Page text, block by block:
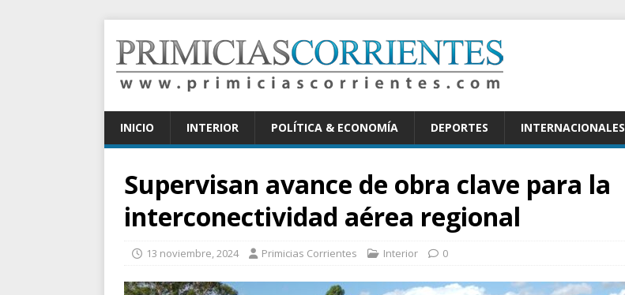
INICIO INTERIOR POLÍTICA & ECONOMÍA DEPORTES INTERNACIONALES
Supervisan avance de obra clave para la
interconectividad aérea regional
13 noviembre, 2024 Primicias Corrientes Interior 0